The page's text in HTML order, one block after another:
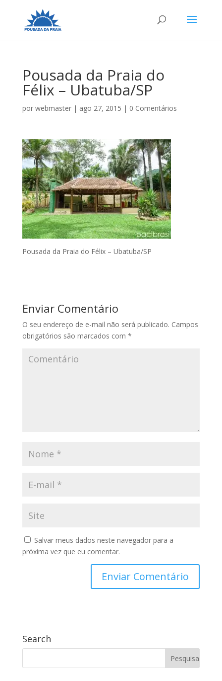
Pousada da Praia do
Félix – Ubatuba/SP
por webmaster| ago 27, 2015 | 0 Comentários
Pousada da Praia do Félix – Ubatuba/SP
Enviar Comentário
O seu endereço de e-mail não será publicado. Campos
obrigatórios são marcados com *
Salvar meus dados neste navegador para a
próxima vez que eu comentar.
Search